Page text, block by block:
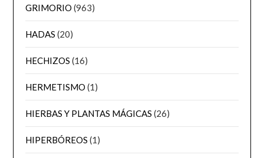
GRIMORIO (963)
HADAS (20)
HECHIZOS (16)
HERMETISMO (1)
HIERBAS Y PLANTAS MÁGICAS (26)
HIPERBÓREOS (1)